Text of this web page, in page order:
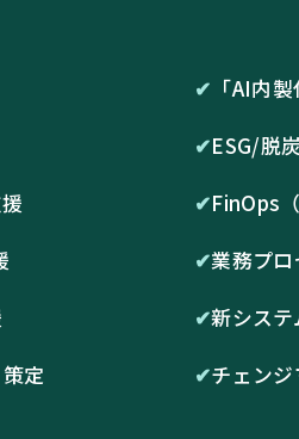
✔ 「AI内
✔ESG/脱
✔FinOps
✔業務プ
✔新シス
定 ✔チェン